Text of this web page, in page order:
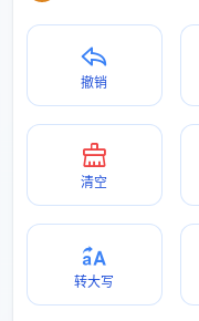
撤销
清空
转大写